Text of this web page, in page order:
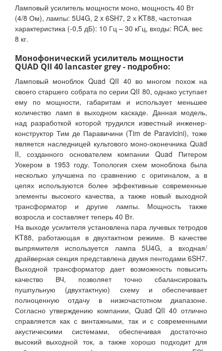
Ламповый усилитель мощности моно, мощность 40 Вт
(4/8 Ом), лампы: 5U4G, 2 x 6SH7, 2 х KT88, частотная
характеристика (-0,5 дБ): 10 Гц – 30 кГц, входы: RCA, вес
8 кг.
Монофонический усилитель мощности
QUAD QII 40 lancaster grey - подробно:
Ламповый моноблок Quad QII 40 во многом похож на
своего старшего собрата по серии QII 80, однако уступает
ему по мощности, габаритам и использует меньшее
количество ламп в выходном каскаде. Данная модель,
над разработкой которой трудился известный инженер-
конструктор Тим де Паравичини (Tim de Paravicini), тоже
является наследницей культового моно-оконечника Quad
II, созданного основателем компании Quad Питером
Уокером в 1953 году. Топология схем моноблока была
несколько улучшена по сравнению с оригиналом, а в
цепях используются более эффективные современные
элементы высокого качества, а также новый выходной
трансформатор и другие лампы. Мощность также
возросла и составляет теперь 40 Вт.
На выходе усилителя установлена пара лучевых тетродов
KT88, работающая в двухтактном режиме. В качестве
выпрямителя используется лампа 5U4G, а входная/
драйверная секция представлена двумя пентодами 6SH7.
Выходной трансформатор дает возможность повысить
качество ВЧ, позволяет точно сбалансировать
пушпульную (двухтактную) схему и обеспечивает
полноценную отдачу в низкочастотном диапазоне.
Согласно утверждению компании, Quad QII 40 отлично
справляется как с винтажными, так и с современными
акустическими системами, обеспечивая достаточно
высокий выходной ток, а также хорошо подходит для